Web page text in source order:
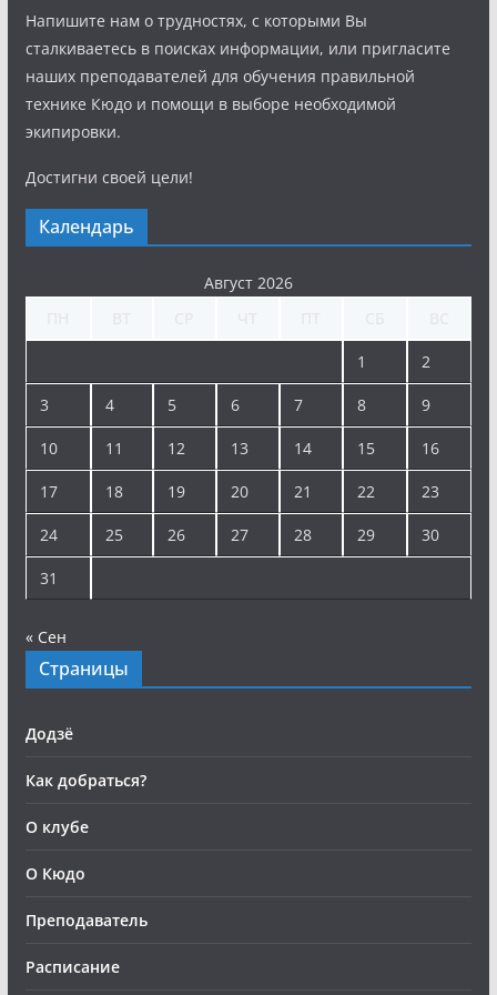
Напишите нам о трудностях, с которыми Вы
сталкиваетесь в поисках информации, или пригласите
наших преподавателей для обучения правильной
технике Кюдо и помощи в выборе необходимой
экипировки.
Достигни своей цели!
Календарь
Август 2026
1 2
3 4 5 6 7 8 9
10 11 12 13 14 15 16
17 18 19 20 21 22 23
24 25 26 27 28 29 30
31
« Сен
Страницы
Додзё
Как добраться?
О клубе
О Кюдо
Преподаватель
Расписание